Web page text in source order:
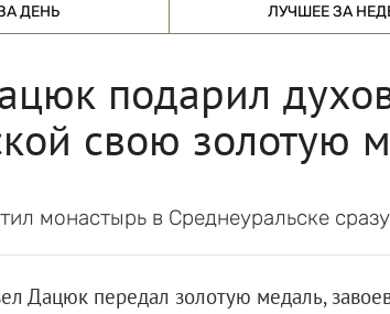
ДЕНЬ ЛУЧШЕЕ ЗА
подарил
свою золотую
монастырь в Среднеуральске
Дацюк передал золотую медаль,